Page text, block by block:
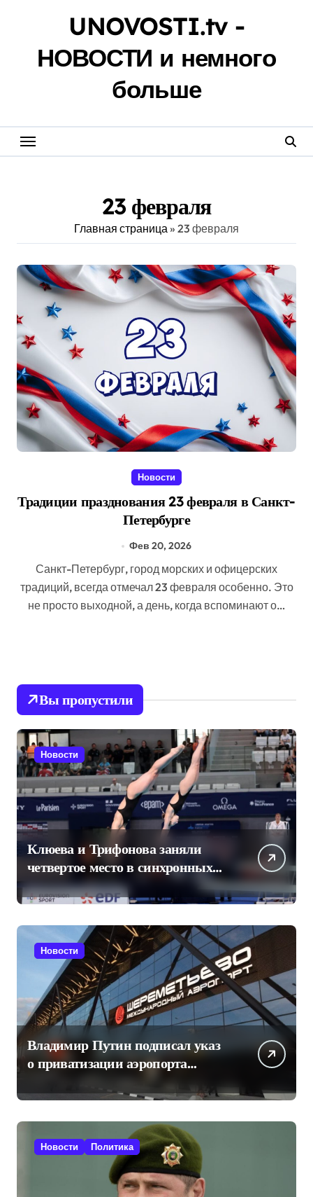
UNOVOSTI.tv -
НОВОСТИ и немного
больше
23 февраля
Главная страница» 23 февраля
Новости
Традиции празднования 23 февраля в Санкт-
Петербурге
Фев 20, 2026
Санкт-Петербург, город морских и офицерских
традиций, всегда отмечал 23 февраля особенно. Это
не просто выходной, а день, когда вспоминают о…
Вы пропустили
Новости
Клюева и Трифонова заняли
четвертое место в синхронных
прыжках в воду на чемпионате
Европы
Новости
Владимир Путин подписал указ
о приватизации аэропорта
Новости Политика